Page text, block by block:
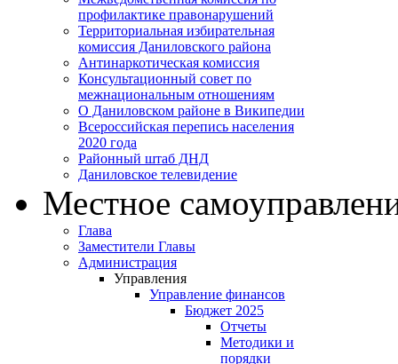
профилактике правонарушений
Территориальная избирательная
комиссия Даниловского района
Антинаркотическая комиссия
Консультационный совет по
межнациональным отношениям
О Даниловском районе в Википедии
Всероссийская перепись населения
2020 года
Районный штаб ДНД
Даниловское телевидение
Местное
Глава
Заместители Главы
Администрация
Управления
Управление финансов
Бюджет 2025
Отчеты
Методики и
порядки